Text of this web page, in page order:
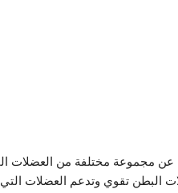
عن مجموعة مختلفة من العضلات
البطن تقوي وتدعم العضلات